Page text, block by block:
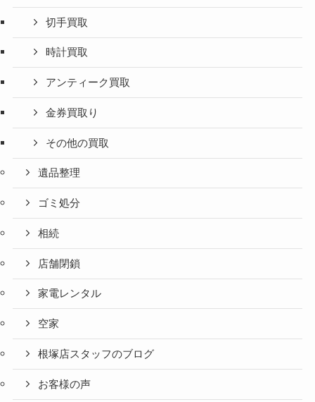
切手買取
時計買取
アンティーク買取
金券買取り
その他の買取
遺品整理
ゴミ処分
相続
店舗閉鎖
家電レンタル
空家
根塚店スタッフのブログ
お客様の声